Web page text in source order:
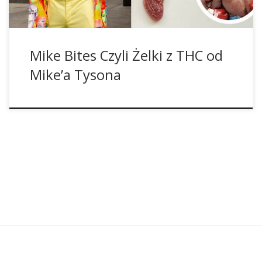
Mike Bites Czyli Żelki z THC od
Mike’a Tysona